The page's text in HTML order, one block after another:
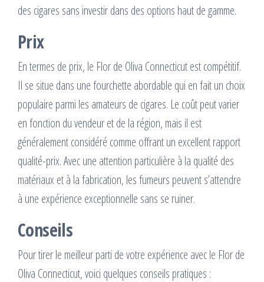
des cigares sans investir dans des options haut de gamme.
Prix
En termes de prix, le Flor de Oliva Connecticut est compétitif.
Il se situe dans une fourchette abordable qui en fait un choix
populaire parmi les amateurs de cigares. Le coût peut varier
en fonction du vendeur et de la région, mais il est
généralement considéré comme offrant un excellent rapport
qualité-prix. Avec une attention particulière à la qualité des
matériaux et à la fabrication, les fumeurs peuvent s’attendre
à une expérience exceptionnelle sans se ruiner.
Conseils
Pour tirer le meilleur parti de votre expérience avec le Flor de
Oliva Connecticut, voici quelques conseils pratiques :